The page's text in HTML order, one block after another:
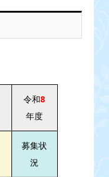
令和8
年度
募集状
況